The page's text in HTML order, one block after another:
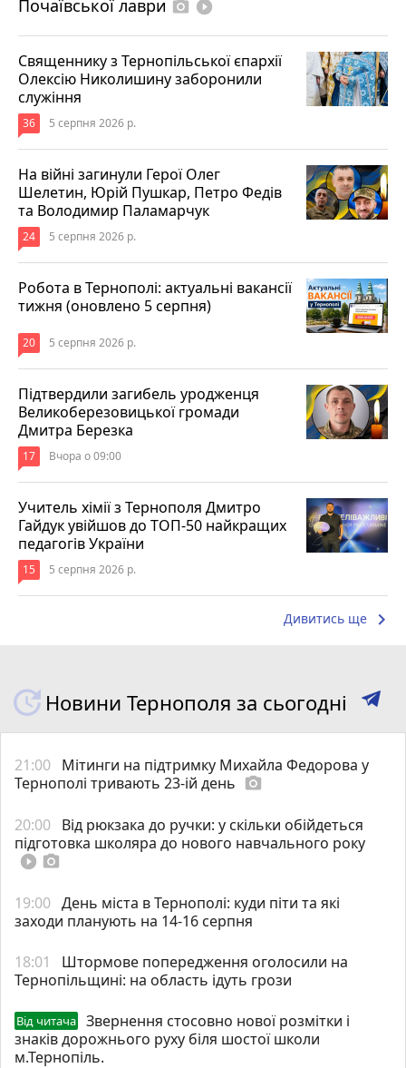
Почаївської лаври photo_camera play_circle_filled
Священнику з Тернопільської єпархії
Олексію Николишину заборонили
служіння
36 5 серпня 2026 р.
На війні загинули Герої Олег
Шелетин, Юрій Пушкар, Петро Федів
та Володимир Паламарчук
24 5 серпня 2026 р.
Робота в Тернополі: актуальні вакансії
тижня (оновлено 5 серпня)
20 5 серпня 2026 р.
Підтвердили загибель уродженця
Великоберезовицької громади
Дмитра Березка
17 Вчора о 09:00
Учитель хімії з Тернополя Дмитро
Гайдук увійшов до ТОП-50 найкращих
педагогів України
15 5 серпня 2026 р.
Дивитись ще keyboard_arrow_right
Новини Тернополя за сьогодні
21:00 Мітинги на підтримку Михайла Федорова у
Тернополі тривають 23-ій день photo_camera
20:00 Від рюкзака до ручки: у скільки обійдеться
підготовка школяра до нового навчального року
play_circle_filled photo_camera
19:00 День міста в Тернополі: куди піти та які
заходи планують на 14-16 серпня
18:01
Штормове попередження оголосили на
Тернопільщині: на область ідуть грози
Від читача
Звернення стосовно нової розмітки і
знаків дорожнього руху біля шостої школи
м.Тернопіль.